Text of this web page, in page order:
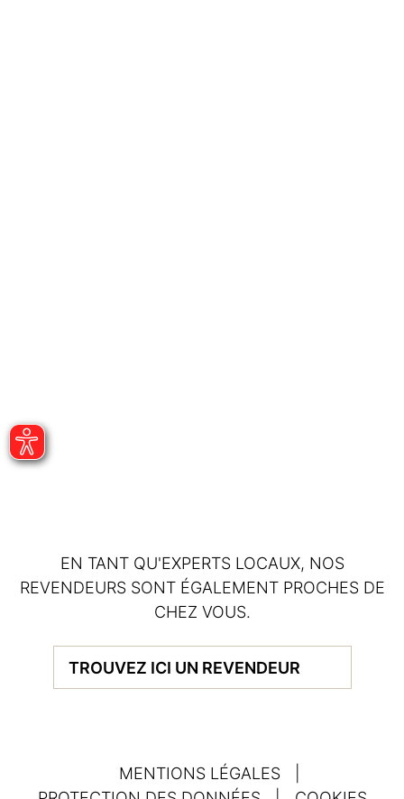
EN TANT QU'EXPERTS LOCAUX, NOS
REVENDEURS SONT ÉGALEMENT PROCHES DE
CHEZ VOUS.
TROUVEZ ICI UN REVENDEUR
MENTIONS LÉGALES